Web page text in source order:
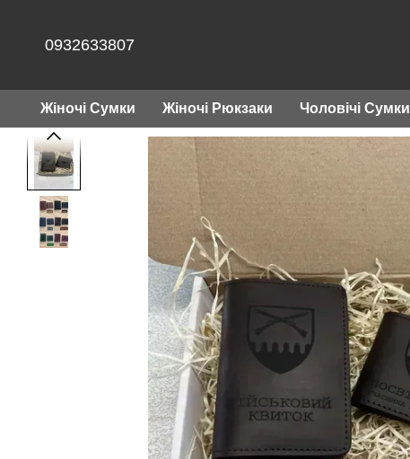
0932633807
Жіночі Сумки Жіночі Рюкзаки Чоловічі Сумки